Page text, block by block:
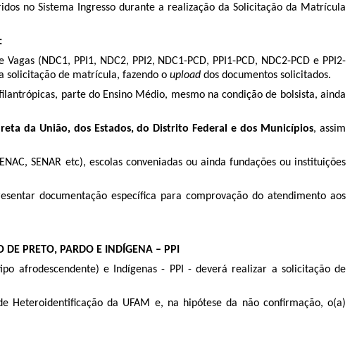
no Sistema Ingresso durante a realização da Solicitação da Matrícula
(NDC1, PPI1, NDC2, PPI2, NDC1-PCD, PPI1-PCD, NDC2-PCD e PPI2-
solicitação de matrícula, fazendo o upload dos documentos solicitados.
parte do Ensino Médio, mesmo na condição de bolsista, ainda
da União, dos Estados, do Distrito Federal e dos Municípios, assim
SENAR etc), escolas conveniadas ou ainda fundações ou instituições
documentação específica para comprovação do atendimento aos
PRETO, PARDO E INDÍGENA – PPI
afrodescendente) e Indígenas - PPI - deverá realizar a solicitação de
Heteroidentificação da UFAM e, na hipótese da não confirmação, o(a)